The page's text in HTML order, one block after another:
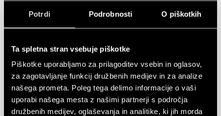
Potrdi Podrobnosti O piškotkih
Ta spletna stran vsebuje piškotke
Piškotke uporabljamo za prilagoditev vsebin in oglasov,
za zagotavljanje funkcij družbenih medijev in za analize
našega prometa. Poleg tega delimo informacije o vaši
uporabi našega mesta z našimi partnerji s področja
družbenih medijev, oglaševanja in analitike, ki jih morda
DoC 10 Series